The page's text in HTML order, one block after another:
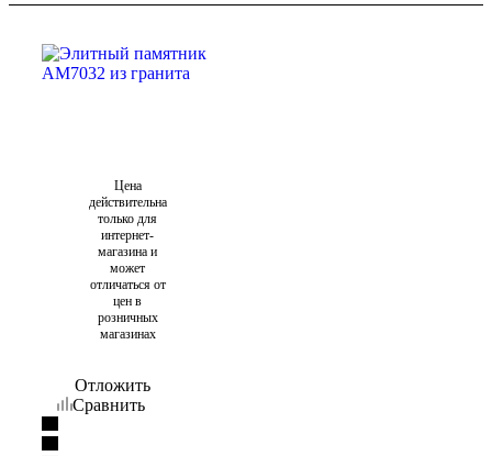
Цена
действительна
только для
интернет-
магазина и
может
отличаться от
цен в
розничных
магазинах
Отложить
Сравнить